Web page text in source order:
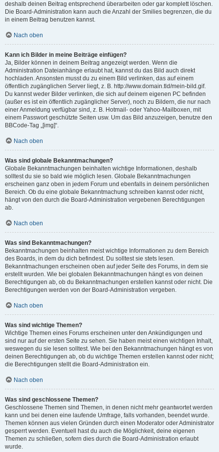
deshalb deinen Beitrag entsprechend überarbeiten oder gar komplett löschen.
Die Board-Administration kann auch die Anzahl der Smilies begrenzen, die du
in einem Beitrag benutzen kannst.
Nach oben
Kann ich Bilder in meine Beiträge einfügen?
Ja, Bilder können in deinem Beitrag angezeigt werden. Wenn die
Administration Dateianhänge erlaubt hat, kannst du das Bild auch direkt
hochladen. Ansonsten musst du zu einem Bild verlinken, das auf einem
öffentlich zugänglichen Server liegt, z. B. http://www.domain.tld/mein-bild.gif.
Du kannst weder Bilder verlinken, die sich auf deinem eigenen PC befinden
(außer es ist ein öffentlich zugänglicher Server), noch zu Bildern, die nur nach
einer Anmeldung verfügbar sind, z. B. Hotmail- oder Yahoo-Mailboxen, mit
einem Passwort geschützte Seiten usw. Um das Bild anzuzeigen, benutze den
BBCode-Tag „[img]“.
Nach oben
Was sind globale Bekanntmachungen?
Globale Bekanntmachungen beinhalten wichtige Informationen, deshalb
solltest du sie so bald wie möglich lesen. Globale Bekanntmachungen
erscheinen ganz oben in jedem Forum und ebenfalls in deinem persönlichen
Bereich. Ob du eine globale Bekanntmachung schreiben kannst oder nicht,
hängt von den durch die Board-Administration vergebenen Berechtigungen
ab.
Nach oben
Was sind Bekanntmachungen?
Bekanntmachungen beinhalten meist wichtige Informationen zu dem Bereich
des Boards, in dem du dich befindest. Du solltest sie stets lesen.
Bekanntmachungen erscheinen oben auf jeder Seite des Forums, in dem sie
erstellt wurden. Wie bei globalen Bekanntmachungen hängt es von deinen
Berechtigungen ab, ob du Bekanntmachungen erstellen kannst oder nicht. Die
Berechtigungen werden von der Board-Administration vergeben.
Nach oben
Was sind wichtige Themen?
Wichtige Themen eines Forums erscheinen unter den Ankündigungen und
sind nur auf der ersten Seite zu sehen. Sie haben meist einen wichtigen Inhalt,
weswegen du sie lesen solltest. Wie bei den Bekanntmachungen hängt es von
deinen Berechtigungen ab, ob du wichtige Themen erstellen kannst oder nicht;
die Berechtigungen stellt die Board-Administration ein.
Nach oben
Was sind geschlossene Themen?
Geschlossene Themen sind Themen, in denen nicht mehr geantwortet werden
kann und bei denen eine laufende Umfrage, falls vorhanden, beendet wurde.
Themen können aus vielen Gründen durch einen Moderator oder Administrator
gesperrt werden. Eventuell hast du auch die Möglichkeit, deine eigenen
Themen zu schließen, sofern dies durch die Board-Administration erlaubt
wurde.